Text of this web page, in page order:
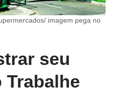
imagem pega no
seu